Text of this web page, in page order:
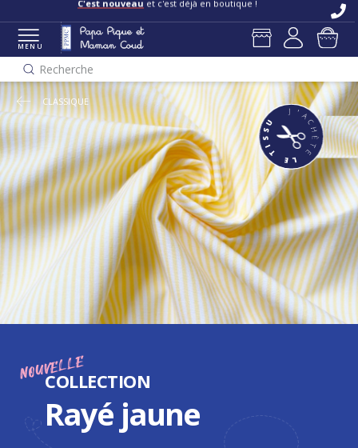
Livraisons et retours offertsen boutique
C'est nouveauet c'est déjà en boutique !
MENU
Recherche
CLASSIQUE
NOUVELLE
COLLECTION
Rayé jaune